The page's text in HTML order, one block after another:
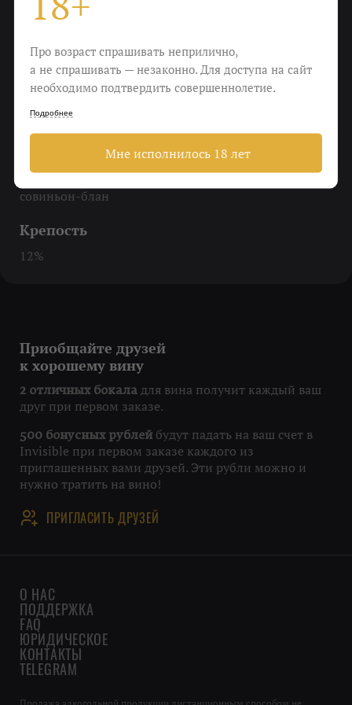
До 8 градусов
Еда
Жареная курица, белая рыба, азиатские салаты
Пить
Когда нужно перестать рефлексировать
Виноград
совиньон-блан
Крепость
12%
Приобщайте друзей
к хорошему вину
2 отличных бокала для вина получит каждый ваш
друг при первом заказе.
500 бонусных рублей будут падать на ваш счет в
Invisible при первом заказе каждого из
приглашенных вами друзей. Эти рубли можно и
нужно тратить на вино!
ПРИГЛАСИТЬ ДРУЗЕЙ
О НАС
ПОДДЕРЖКА
FAQ
ЮРИДИЧЕСКОЕ
КОНТАКТЫ
TELEGRAM
Про возраст спрашивать неприлично,
а не спрашивать — незаконно. Для доступа на сайт
необходимо подтвердить совершеннолетие.
Подробнее
Мне исполнилось 18 лет